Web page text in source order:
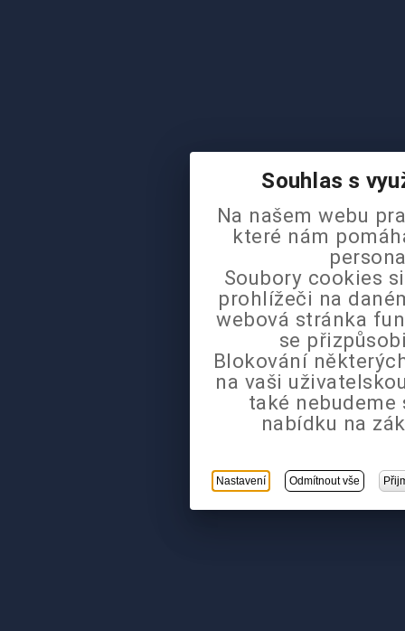
Souhlas s
Na našem webu
které nám
Soubory cookies
prohlížeči na
webová stránka
se
Blokování
na vaši
také
nabídku na
Nastavení Odmítnout vše